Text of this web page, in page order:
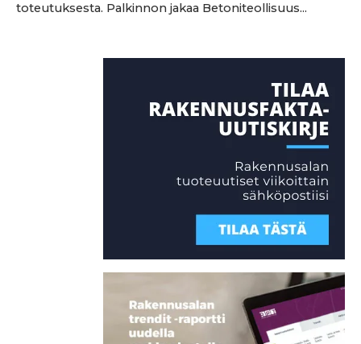
toteutuksesta. Palkinnon jakaa Betoniteollisuus...